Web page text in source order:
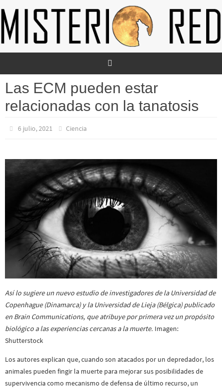
al
contenido
Las ECM pueden estar
relacionadas con la tanatosis
6 julio, 2021 Ciencia
Así lo sugiere un nuevo estudio de investigadores de la Universidad de
Copenhague (Dinamarca) y la Universidad de Lieja (Bélgica) publicado
en Brain Communications, que atribuye por primera vez un propósito
biológico a las experiencias cercanas a la muerte. Imagen:
Shutterstock
Los autores explican que, cuando son atacados por un depredador, los
animales pueden fingir la muerte para mejorar sus posibilidades de
supervivencia como mecanismo de defensa de último recurso, un